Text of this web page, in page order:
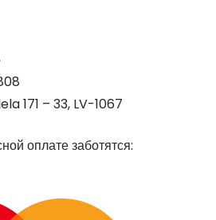
171 – 33, LV-1067
оплате заботятся: